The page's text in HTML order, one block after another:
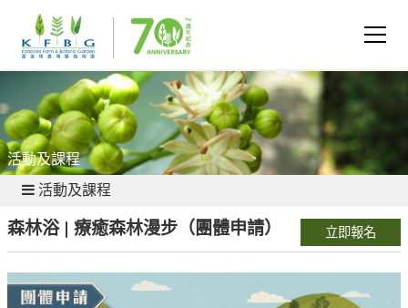
活動及課程
活動及課程
森林浴 | 療癒森林漫步（團體申請） 立即報名